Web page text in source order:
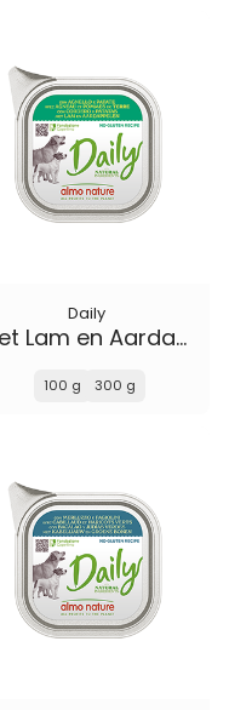
Daily
met Lam en Aardappelen
100 g 300 g